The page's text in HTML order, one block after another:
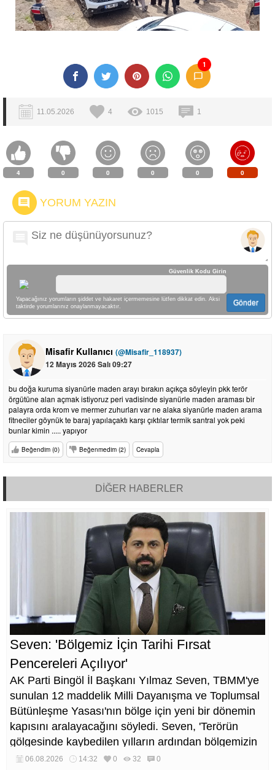
1
11.05.2026 4 1015 1
4 0 0 0 0 0
YORUM YAZIN
Güvenlik Kodu Girin
Yapacağınız yorumların şiddet ve hakaret içermemesine lütfen dikkat edin. Aksi
taktirde yorumlarınız onaylanmayacaktır.
Gönder
Misafir Kullanıcı (@Misafir_118937)
12 Mayıs 2026 Salı 09:27
bu doğa kuruma siyanürle maden arayı bırakın açıkça söyleyin pkk terör
örgütüne alan açmak istiyoruz peri vadisinde siyanürle maden araması bir
palayra orda krom ve mermer zuhurları var ne alaka siyanürle maden arama
fitneciler göynük te baraj yapılaçaktı karşı çıktılar termik santral yok peki
bunlar kimin ..... yapıyor
Beğendim (0) Beğenmedim (2) Cevapla
DİĞER HABERLER
Seven: 'Bölgemiz İçin Tarihi Fırsat
Pencereleri Açılıyor'
AK Parti Bingöl İl Başkanı Yılmaz Seven, TBMM'ye
sunulan 12 maddelik Milli Dayanışma ve Toplumsal
Bütünleşme Yasası'nın bölge için yeni bir dönemin
kapısını aralayacağını söyledi. Seven, 'Terörün
gölgesinde kaybedilen yılların ardından bölgemizin
üretim, yatırım ve istihdam potansiyelinin yeniden
06.08.2026 14:32 0 32 0